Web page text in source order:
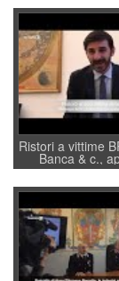
Ristori a vittime
Banca & c.,
Villarosa: per
convochi con Di
a supporto
regia al